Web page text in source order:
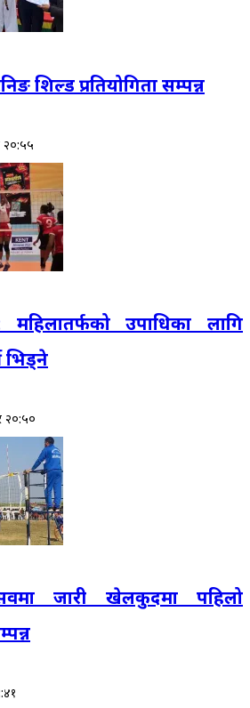
शिल्ड प्रतियोगिता सम्पन्न
२०:५५
उपाधिका लागि
भिड्ने
२०:५०
जारी खेलकुदमा पहिलो